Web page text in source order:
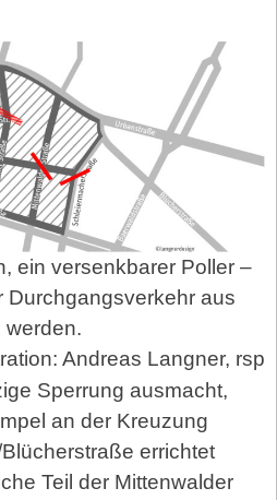
ein versenkbarer Poller –
Durchgangsverkehr aus
werden.
Andreas Langner, rsp
Sperrung ausmacht,
an der Kreuzung
errichtet
Teil der Mittenwalder